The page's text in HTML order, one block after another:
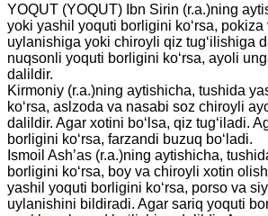
YOQUT (YOQUT) Ibn Sirin (r.a.)ning
yoki yashil yoquti borligini ko‘rsa,
uylanishiga yoki chiroyli qiz tug‘ilishiga
nuqsonli yoquti borligini ko‘rsa, ayoli
dalildir.
Kirmoniy (r.a.)ning aytishicha, tushida
ko‘rsa, aslzoda va nasabi soz chiroyli
dalildir. Agar xotini bo‘lsa, qiz tug‘iladi.
borligini ko‘rsa, farzandi buzuq bo‘ladi.
Ismoil Ash’as (r.a.)ning aytishicha,
borligini ko‘rsa, boy va chiroyli xotin
yashil yoquti borligini ko‘rsa, porso va
uylanishini bildiradi. Agar sariq yoquti